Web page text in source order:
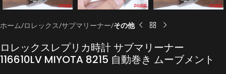
ホーム ロレックス サブマリーナー その他
ロレックスレプリカ時計 サブマリーナー
116610LV MIYOTA 8215 自動巻き ムーブメント